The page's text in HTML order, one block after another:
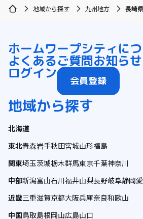
地域から探す 九州地方 長崎県
ホームワープシティに
よくあるご質問お知らせ
ログイン 会員登録
地域から探す
北海道
東北青森岩手秋田宮城山形福島
関東埼玉茨城栃木群馬東京千葉神奈川
中部新潟富山石川福井山梨長野岐阜静岡
近畿三重滋賀京都大阪兵庫奈良和歌山
中国鳥取島根岡山広島山口